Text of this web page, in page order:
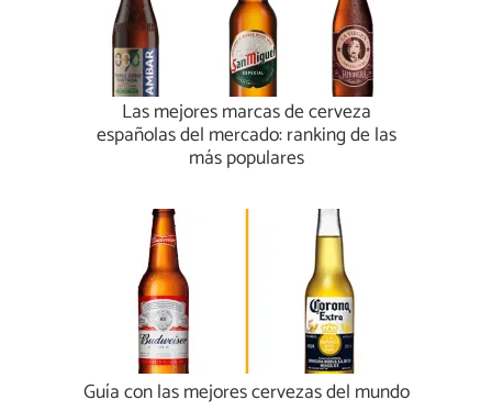
Las mejores marcas de cerveza
españolas del mercado: ranking de las
más populares
Guía con las mejores cervezas del mundo